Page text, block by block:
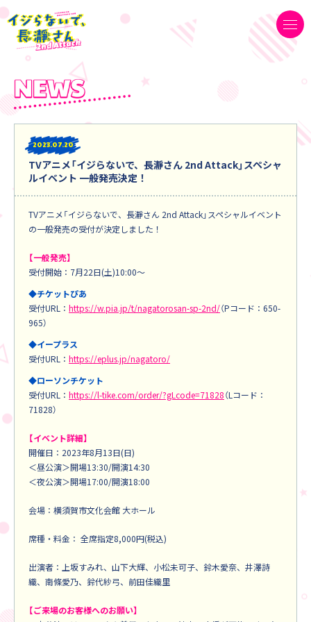
2023 07.20
TVアニメ「イジらないで、長瀞さん 2nd Attack」スペシャ
ルイベント 一般発売決定！
TVアニメ「イジらないで、長瀞さん 2nd Attack」スペシャルイベント
の一般発売の受付が決定しました！
【一般発売】
受付開始：7月22日(土)10:00～
◆チケットぴあ
受付URL： https://w.pia.jp/t/nagatorosan-sp-2nd/（Pコード：650-
965）
◆イープラス
受付URL： https://eplus.jp/nagatoro/
◆ローソンチケット
受付URL： https://l-tike.com/order/?gLcode=71828（Lコード：
71828）
【イベント詳細】
開催日：2023年8月13日(日)
＜昼公演＞開場13:30/開演14:30
＜夜公演＞開場17:00/開演18:00
会場：横須賀市文化会館 大ホール
席種・料金： 全席指定8,000円(税込)
出演者：上坂すみれ、山下大輝、小松未可子、鈴木愛奈、井澤詩
織、南條愛乃、鈴代紗弓、前田佳織里
【ご来場のお客様へのお願い】